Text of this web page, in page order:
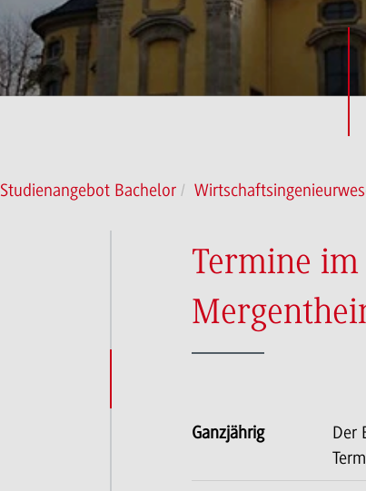
Studienangebot Bachelor
Termine im
Ganzjährig
Der